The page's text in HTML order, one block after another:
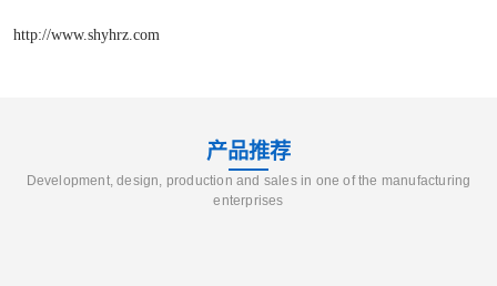
http://www.shyhrz.com
产品推荐
Development, design, production and sales in one of the manufacturing
enterprises